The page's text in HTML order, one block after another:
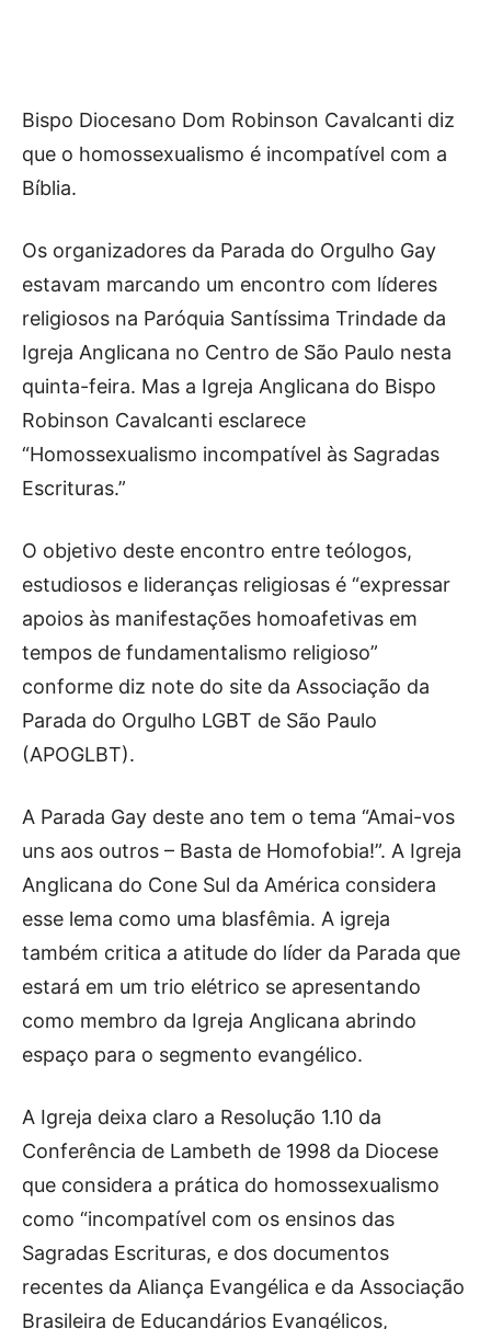
Bispo Diocesano Dom Robinson Cavalcanti diz
que o homossexualismo é incompatível com a
Bíblia.
Os organizadores da Parada do Orgulho Gay
estavam marcando um encontro com líderes
religiosos na Paróquia Santíssima Trindade da
Igreja Anglicana no Centro de São Paulo nesta
quinta-feira. Mas a Igreja Anglicana do Bispo
Robinson Cavalcanti esclarece
“Homossexualismo incompatível às Sagradas
Escrituras.”
O objetivo deste encontro entre teólogos,
estudiosos e lideranças religiosas é “expressar
apoios às manifestações homoafetivas em
tempos de fundamentalismo religioso”
conforme diz note do site da Associação da
Parada do Orgulho LGBT de São Paulo
(APOGLBT).
A Parada Gay deste ano tem o tema “Amai-vos
uns aos outros – Basta de Homofobia!”. A Igreja
Anglicana do Cone Sul da América considera
esse lema como uma blasfêmia. A igreja
também critica a atitude do líder da Parada que
estará em um trio elétrico se apresentando
como membro da Igreja Anglicana abrindo
espaço para o segmento evangélico.
A Igreja deixa claro a Resolução 1.10 da
Conferência de Lambeth de 1998 da Diocese
que considera a prática do homossexualismo
como “incompatível com os ensinos das
Sagradas Escrituras, e dos documentos
recentes da Aliança Evangélica e da Associação
Brasileira de Educandários Evangélicos,